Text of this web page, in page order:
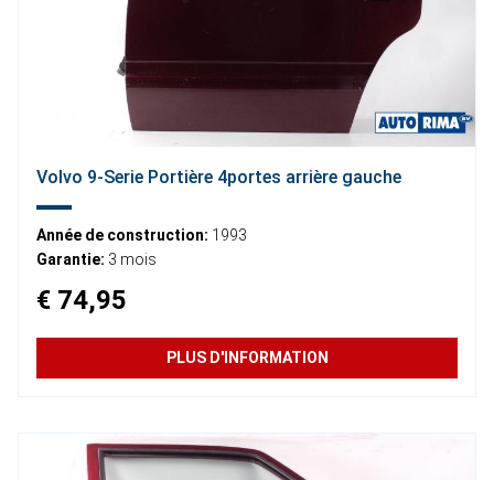
Volvo 9-Serie Portière 4portes arrière gauche
Année de construction: 1993
Garantie: 3 mois
€ 74,95
PLUS D'INFORMATION